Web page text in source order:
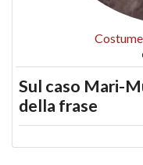
Sul caso Mari-
della frase